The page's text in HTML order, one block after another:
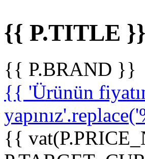
{{ P.TITLE }}
{{ P.BRAND }}
{{ 'Ürünün
{{